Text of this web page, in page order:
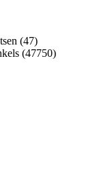
(47)
(47750)